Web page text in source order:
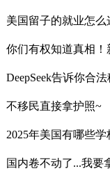
美国留子的就业怎么
你们有权知道真相！
DeepSeek告诉你合
不移民直接拿护照~
2025年美国有哪些学
国内卷不动了...我要